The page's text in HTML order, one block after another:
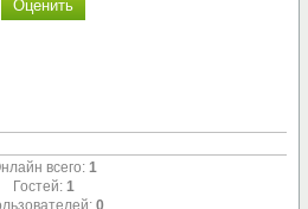
всего: 1
Гостей: 1